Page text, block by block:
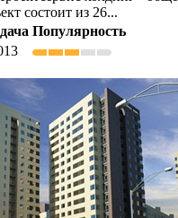
состоит из 26...
Популярность